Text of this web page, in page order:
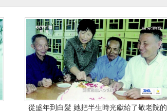
從盛年到白髮 她把半生時光獻給了敬老院的